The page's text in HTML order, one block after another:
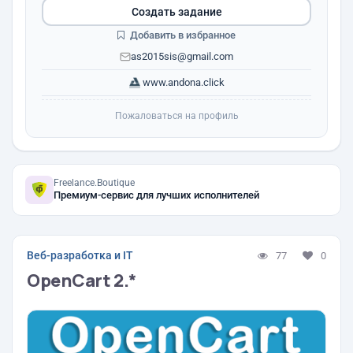
as2015sis@gmail.com
www.andona.click
Создать задание
Добавить в избранное
Пожаловаться на профиль
Freelance.Boutique
Премиум-сервис для лучших исполнителей
Веб-разработка и IT 77 0
OpenCart 2.*